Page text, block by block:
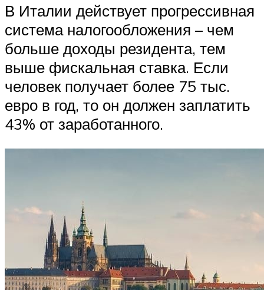
В Италии действует прогрессивная
система налогообложения – чем
больше доходы резидента, тем
выше фискальная ставка. Если
человек получает более 75 тыс.
евро в год, то он должен заплатить
43% от заработанного.